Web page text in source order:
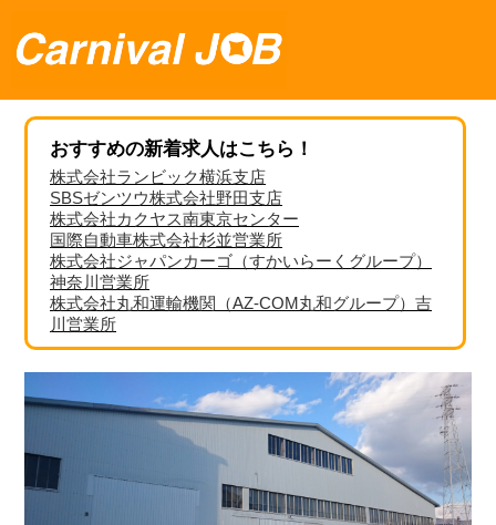
おすすめの新着求人はこちら！
株式会社ランビック横浜支店
SBSゼンツウ株式会社野田支店
株式会社カクヤス南東京センター
国際自動車株式会社杉並営業所
株式会社ジャパンカーゴ（すかいらーくグループ）
神奈川営業所
株式会社丸和運輸機関（AZ-COM丸和グループ）吉
川営業所